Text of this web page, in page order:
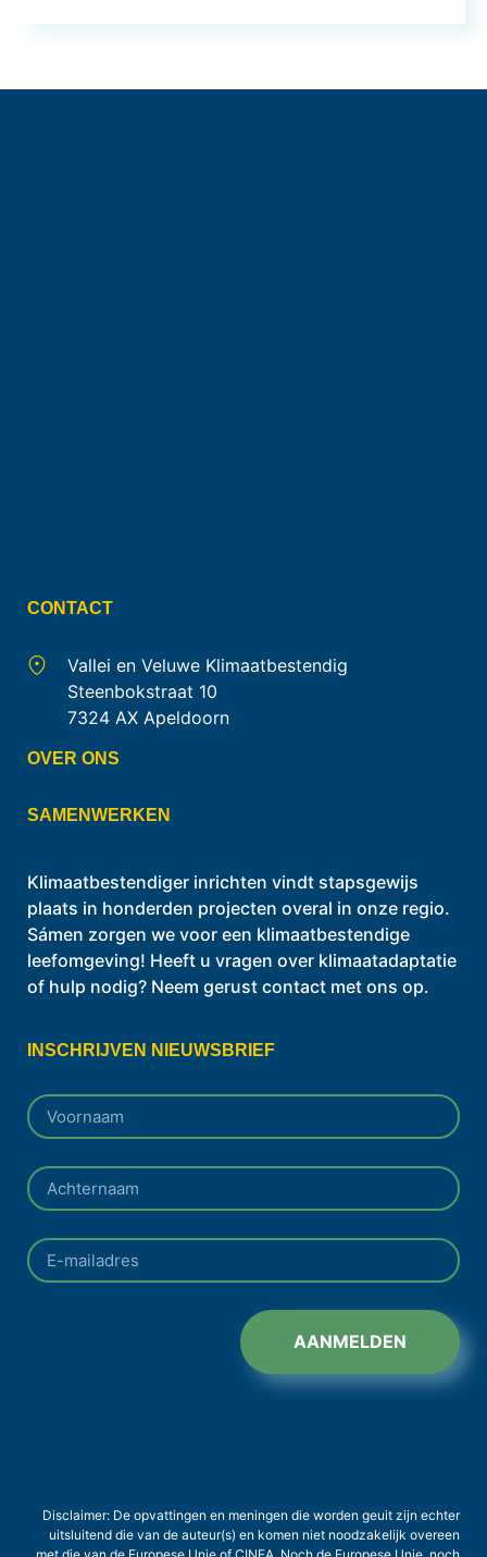
CONTACT
Vallei en Veluwe Klimaatbestendig
Steenbokstraat 10
7324 AX Apeldoorn
OVER ONS
SAMENWERKEN
Klimaatbestendiger inrichten vindt stapsgewijs
plaats in honderden projecten overal in onze regio.
Sámen zorgen we voor een klimaatbestendige
leefomgeving! Heeft u vragen over klimaatadaptatie
of hulp nodig? Neem gerust contact met ons op.
INSCHRIJVEN NIEUWSBRIEF
AANMELDEN
Disclaimer: De opvattingen en meningen die worden geuit zijn echter
uitsluitend die van de auteur(s) en komen niet noodzakelijk overeen